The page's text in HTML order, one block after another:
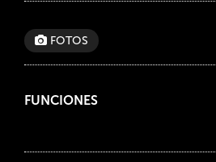
FOTOS
FUNCIONES